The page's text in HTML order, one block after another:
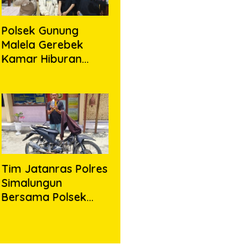
Polsek Gunung
Malela Gerebek
Kamar Hiburan
Penikmat Sabu
Menangis Saat
Diringkus
Tim Jatanras Polres
Simalungun
Bersama Polsek